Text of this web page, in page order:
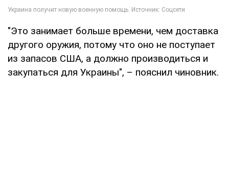
"Это занимает больше времени, чем доставка
другого оружия, потому что оно не поступает
из запасов США, а должно производиться и
закупаться для Украины", – пояснил чиновник.